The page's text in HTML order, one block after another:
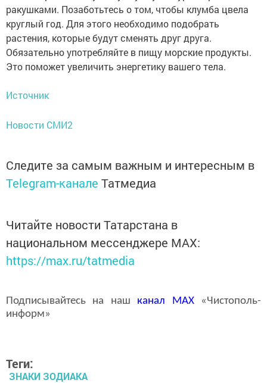
ракушками. Позаботьтесь о том, чтобы клумба цвела
круглый год. Для этого необходимо подобрать
растения, которые будут сменять друг друга.
Обязательно употребляйте в пищу морские продукты.
Это поможет увеличить энергетику вашего тела.
Источник
Новости СМИ2
Следите за самым важным и интересным в
Telegram-канале Татмедиа
Читайте новости Татарстана в
национальном мессенджере MАХ:
https://max.ru/tatmedia
Подписывайтесь на наш канал MAX«Чистополь-
информ»
Теги:
ЗНАКИ ЗОДИАКА